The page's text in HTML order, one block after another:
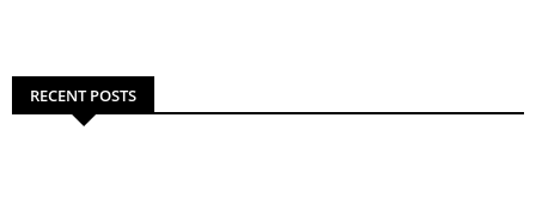
RECENT POSTS